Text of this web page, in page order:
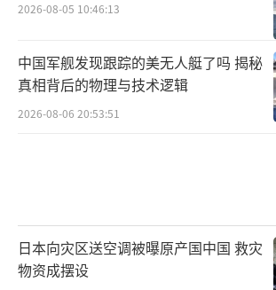
2026-08-05 10:46:13
中国军舰发现跟踪的美无人艇了吗 揭秘
真相背后的物理与技术逻辑
2026-08-06 20:53:51
日本向灾区送空调被曝原产国中国 救灾
物资成摆设